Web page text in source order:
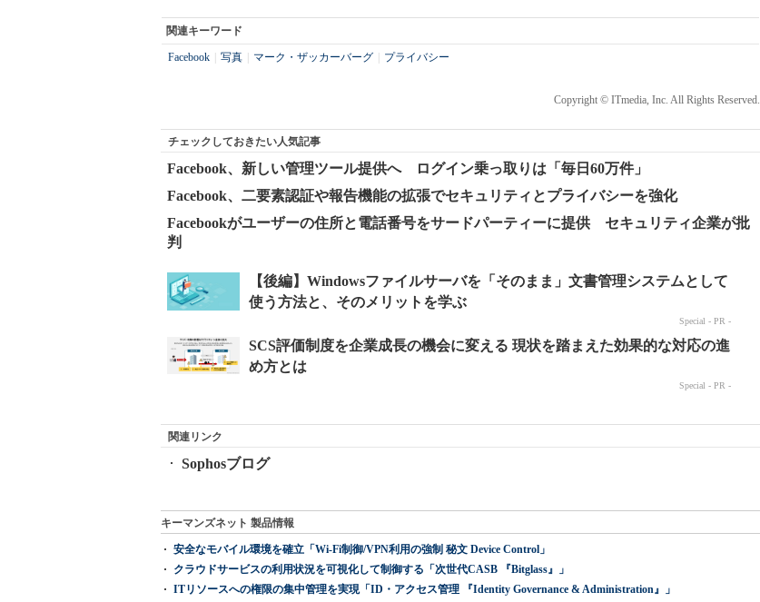
関連キーワード
Facebook 写真 マーク・ザッカーバーグ プライバシー
Copyright © ITmedia, Inc. All Rights Reserved.
チェックしておきたい人気記事
Facebook、新しい管理ツール提供へ ログイン乗っ取りは「毎日60万件」
Facebook、二要素認証や報告機能の拡張でセキュリティとプライバシーを強化
Facebookがユーザーの住所と電話番号をサードパーティーに提供 セキュリティ企業が批
判
関連リンク
Sophosブログ
キーマンズネット 製品情報
安全なモバイル環境を確立「Wi-Fi制御/VPN利用の強制 秘文 Device Control」
クラウドサービスの利用状況を可視化して制御する「次世代CASB 『Bitglass』」
ITリソースへの権限の集中管理を実現「ID・アクセス管理 『Identity Governance & Administration』」